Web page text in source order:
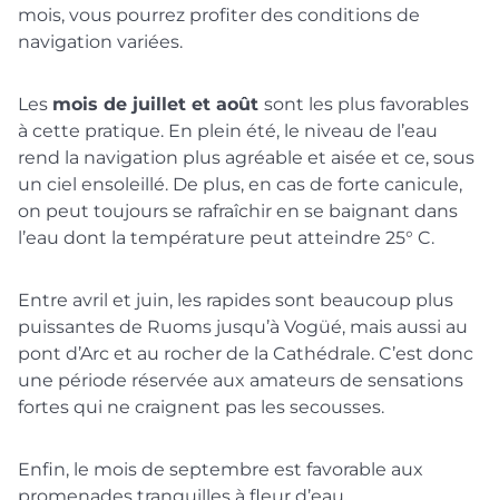
mois, vous pourrez profiter des conditions de
navigation variées.
Les mois de juillet et août sont les plus favorables
à cette pratique. En plein été, le niveau de l’eau
rend la navigation plus agréable et aisée et ce, sous
un ciel ensoleillé. De plus, en cas de forte canicule,
on peut toujours se rafraîchir en se baignant dans
l’eau dont la température peut atteindre 25° C.
Entre avril et juin, les rapides sont beaucoup plus
puissantes de Ruoms jusqu’à Vogüé, mais aussi au
pont d’Arc et au rocher de la Cathédrale. C’est donc
une période réservée aux amateurs de sensations
fortes qui ne craignent pas les secousses.
Enfin, le mois de septembre est favorable aux